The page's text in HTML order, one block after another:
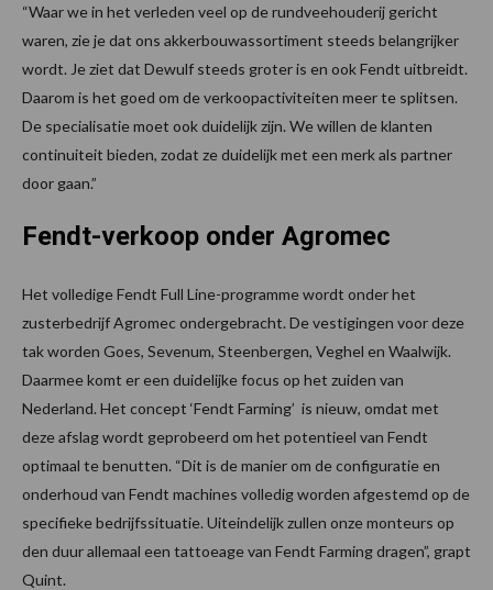
“Waar we in het verleden veel op de rundveehouderij gericht
waren, zie je dat ons akkerbouwassortiment steeds belangrijker
wordt. Je ziet dat Dewulf steeds groter is en ook Fendt uitbreidt.
Daarom is het goed om de verkoopactiviteiten meer te splitsen.
De specialisatie moet ook duidelijk zijn. We willen de klanten
continuiteit bieden, zodat ze duidelijk met een merk als partner
door gaan.”
Fendt-verkoop onder Agromec
Het volledige Fendt Full Line-programme wordt onder het
zusterbedrijf Agromec ondergebracht. De vestigingen voor deze
tak worden Goes, Sevenum, Steenbergen, Veghel en Waalwijk.
Daarmee komt er een duidelijke focus op het zuiden van
Nederland. Het concept ‘Fendt Farming’ is nieuw, omdat met
deze afslag wordt geprobeerd om het potentieel van Fendt
optimaal te benutten. “Dit is de manier om de configuratie en
onderhoud van Fendt machines volledig worden afgestemd op de
specifieke bedrijfssituatie. Uiteindelijk zullen onze monteurs op
den duur allemaal een tattoeage van Fendt Farming dragen”, grapt
Quint.